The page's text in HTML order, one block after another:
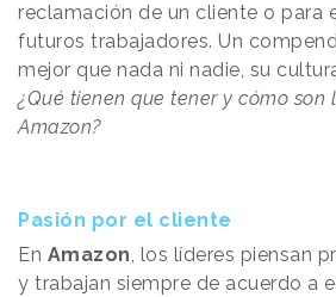
reclamación de un cliente o para
futuros trabajadores. Un
mejor que nada ni nadie, su
¿Qué tienen que tener y cómo son
Amazon?
Pasión por el cliente
En Amazon, los líderes piensan
y trabajan siempre de acuerdo a